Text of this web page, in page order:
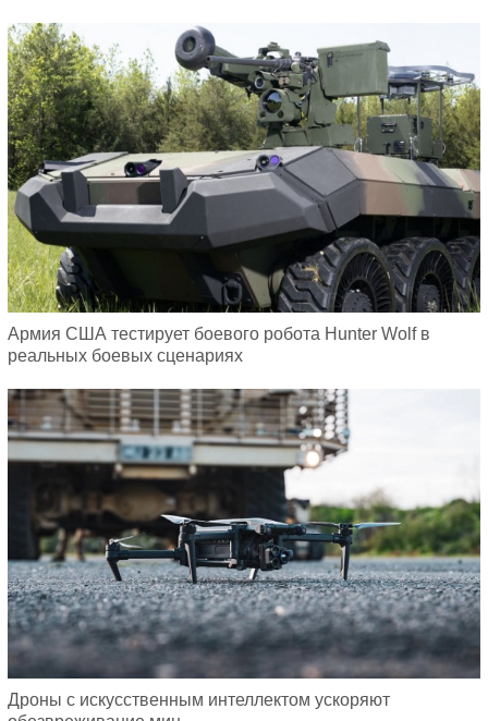
Армия США тестирует боевого робота Hunter Wolf в
реальных боевых сценариях
Дроны с искусственным интеллектом ускоряют